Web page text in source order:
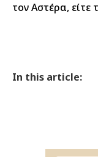
τον Αστέρα, είτε
In this article: